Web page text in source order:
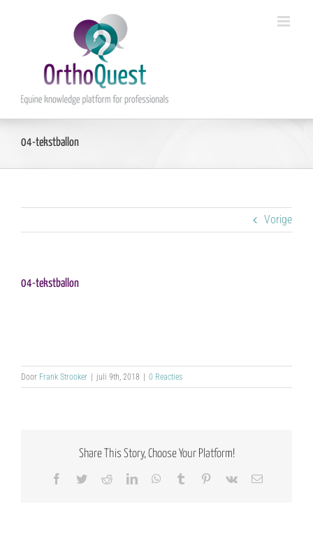
04-tekstballon
Vorige
04-tekstballon
Door Frank Strooker | juli 9th, 2018 | 0 Reacties
Share This Story, Choose Your Platform!
Facebook
TwitterRedditLinkedInWhatsApp
Tumblr Pinterest
Vk
E-